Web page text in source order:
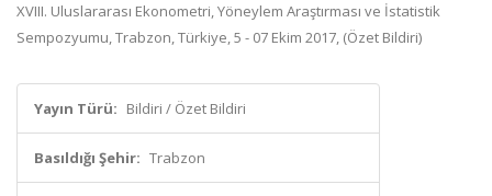
XVIII. Uluslararası Ekonometri, Yöneylem Araştırması ve İstatistik
Sempozyumu, Trabzon, Türkiye, 5 - 07 Ekim 2017, (Özet Bildiri)
Yayın Türü: Bildiri / Özet Bildiri
Basıldığı Şehir: Trabzon